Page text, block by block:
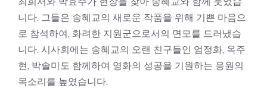
니다. 그들은 송혜교의 새로운 작품을 위해 기쁜 마음으
로 참석하여, 화려한 지원군으로서의 면모를 드러냈습
니다. 시사회에는 송혜교의 오랜 친구들인 엄정화, 옥주
현, 박솔미도 함께하여 영화의 성공을 기원하는 응원의
목소리를 높였습니다.